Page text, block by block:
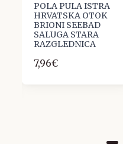
POLA PULA ISTRA
HRVATSKA OTOK
BRIONI SEEBAD
SALUGA STARA
RAZGLEDNICA
7,96€